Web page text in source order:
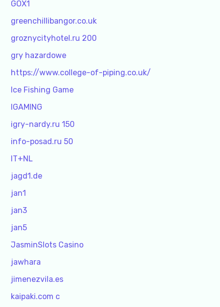
GOX1
greenchillibangor.co.uk
groznycityhotel.ru 200
gry hazardowe
https://www.college-of-piping.co.uk/
Ice Fishing Game
IGAMING
igry-nardy.ru 150
info-posad.ru 50
IT+NL
jagd1.de
jan1
jan3
jan5
JasminSlots Casino
jawhara
jimenezvila.es
kaipaki.com c